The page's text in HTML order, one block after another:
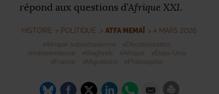
répond aux questions d’Afrique XXI.
HISTOIRE > POLITIQUE > ATFA MEMAÏ > 4 MARS 2026
Afrique subsaharienne
Décolonisation
Indépendance
Maghreb Afrique
États-Unis
France
Migrations Philosophie